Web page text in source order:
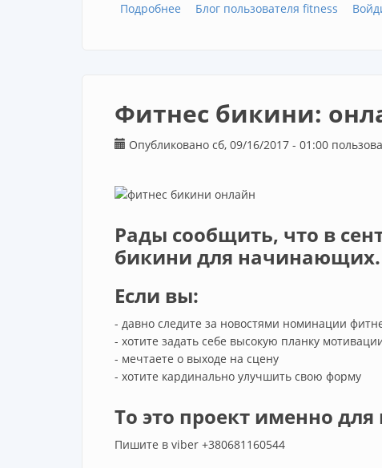
Подробнее о Чемпионат Украины по
Блог пользователя fitness
Фитнес бикини:
Опубликовано сб, 09/16/2017 - 01:00
Рады сообщить, что в
бикини для начинающих.
Если вы:
- давно следите за новостями номинации
- хотите задать себе высокую планку
- мечтаете о выходе на сцену
- хотите кардинально улучшить свою форму
То это проект именно для
Пишите в viber +380681160544